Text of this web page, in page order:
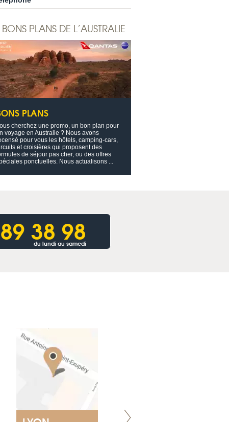
BONS PLANS DE L’AUSTRALIE
PLANS
cherchez une promo, un bon plan pour
voyage en Australie ? Nous avons
pour vous les hôtels, camping-cars,
et croisières qui proposent des
de séjour pas cher, ou des offres
ponctuelles. Nous actualisons ...
38 98
du lundi au samedi